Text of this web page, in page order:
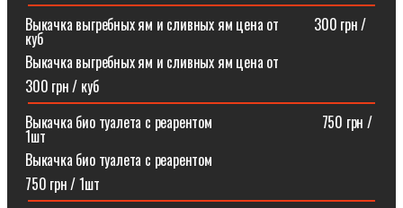
Выкачка выгребных ям и сливных ям цена от ⠀⠀⠀300 грн /
куб
Выкачка выгребных ям и сливных ям цена от
300 грн / куб
Выкачка био туалета с реарентом ⠀⠀⠀⠀⠀⠀⠀⠀⠀⠀750 грн /
1шт
Выкачка био туалета с реарентом
750 грн / 1шт